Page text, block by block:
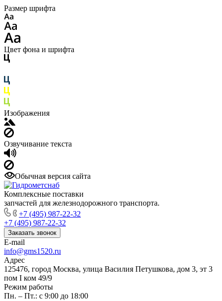
Размер шрифта
Цвет фона и шрифта
Изображения
Озвучивание текста
Обычная версия сайта
Комплексные поставки
запчастей для железнодорожного транспорта.
+7 (495) 987-22-32
+7 (495) 987-22-32
Заказать звонок
E-mail
info@gms1520.ru
Адрес
125476, город Москва, улица Василия Петушкова, дом 3, эт 3
пом I ком 49/9
Режим работы
Пн. – Пт.: с 9:00 до 18:00